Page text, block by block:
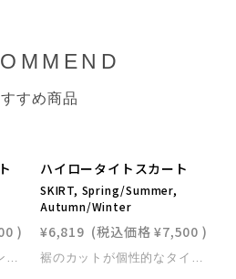
すめ商品
)
ハイロータイトスカート
SKIRT, Spring/Summer,
Autumn/Winter
¥6,819 (税込価格 ¥7,500 )